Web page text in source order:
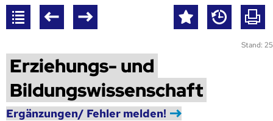
Stand:
Erziehungs- und
Bildungswissenschaft
Ergänzungen/ Fehler melden!